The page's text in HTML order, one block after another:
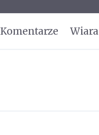
Komentarze Wiara